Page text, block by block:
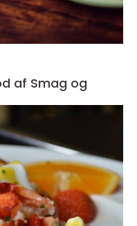
af Smag og